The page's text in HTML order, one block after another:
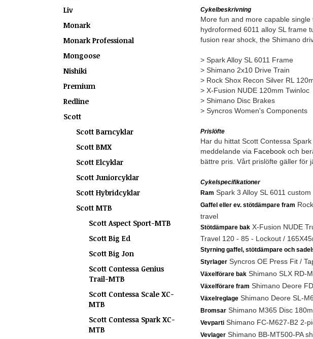
Liv
Monark
Monark Professional
Mongoose
Nishiki
Premium
Redline
Scott
Scott Barncyklar
Scott BMX
Scott Elcyklar
Scott Juniorcyklar
Scott Hybridcyklar
Scott MTB
Scott Aspect Sport-MTB
Scott Big Ed
Scott Big Jon
Scott Contessa Genius
Trail-MTB
Scott Contessa Scale XC-
MTB
Scott Contessa Spark XC-
MTB
Cykelbeskrivning
More fun and more capable
hydroformed 6011 alloy SL frame
fusion rear shock, the Shimano
> Spark Alloy SL 6011 Frame
> Shimano 2x10 Drive Train
> Rock Shox Recon Silver RL
> X-Fusion NUDE 120mm Twinloc
> Shimano Disc Brakes
> Syncros Women's Components
Prislöfte
Har du hittat Scott Contessa
meddelande via Facebookoch
bättre pris. Vårt prislöfte gäller för
Cykelspecifikationer
Ram Spark 3 Alloy SL 6011
Gaffel eller ev. stötdämpare fram
travel
Stötdämpare bakX-Fusion NUDE
Travel 120 - 85 - Lockout /
Styrning gaffel, stötdämpare och
StyrlagerSyncros OE Press Fit /
Växelförare bakShimano SLX RD-
Växelförare fram Shimano Deore
VäxelreglageShimano Deore SL-
BromsarShimano M365 Disc
VevpartiShimano FC-M627-B2 2-
VevlagerShimano BB-MT500-PA